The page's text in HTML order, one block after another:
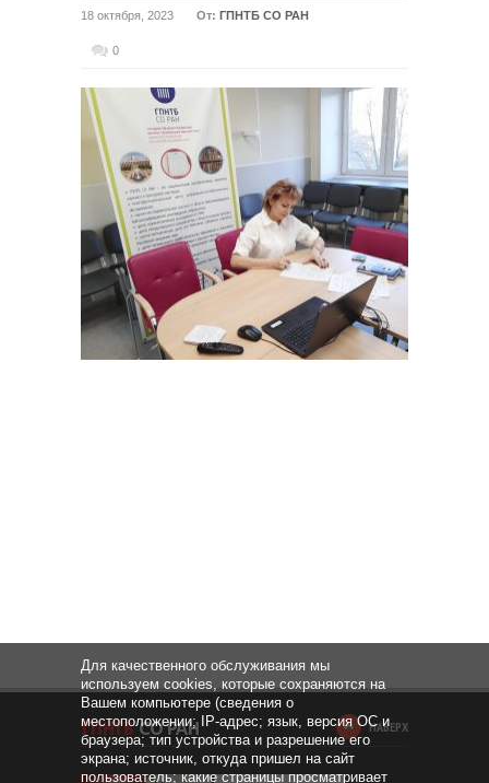
18 октября, 2023 От: ГПНТБ СО РАН
0
НАВЕРХ
Для качественного обслуживания мы
используем cookies, которые сохраняются на
Вашем компьютере (сведения о
местоположении; IP-адрес; язык, версия ОС и
браузера; тип устройства и разрешение его
экрана; источник, откуда пришел на сайт
пользователь; какие страницы просматривает